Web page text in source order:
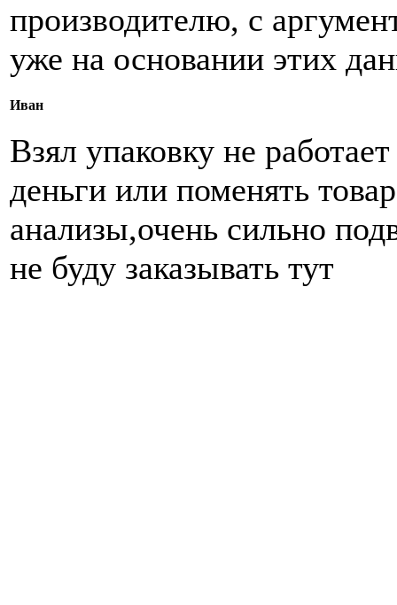
производителю, с
уже на основании этих
Иван
Взял упаковку не
деньги или поменять
анализы,очень сильно
не буду заказывать тут